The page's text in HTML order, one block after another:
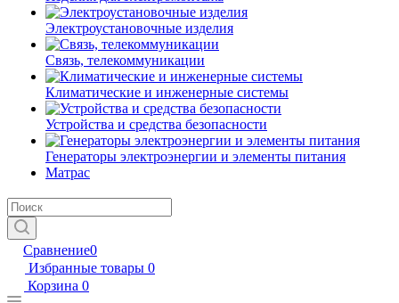
Электроустановочные изделия
Связь, телекоммуникации
Климатические и инженерные системы
Устройства и средства безопасности
Генераторы электроэнергии и элементы питания
Матрас
Сравнение0
Избранные товары 0
Корзина 0